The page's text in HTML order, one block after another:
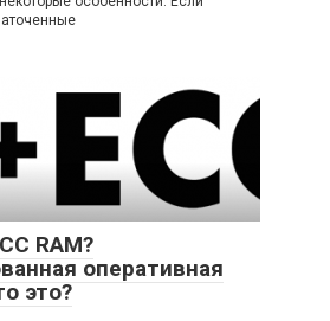
RAM?
оперативная
это?